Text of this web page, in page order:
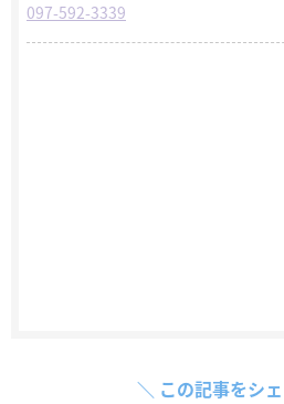
097-592-3339
＼ この記事をシ